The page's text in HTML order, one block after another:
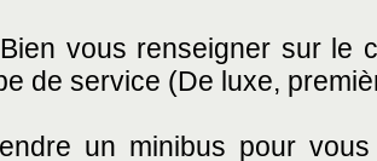
Bien vous renseigner sur le
de service (De luxe,
un minibus pour